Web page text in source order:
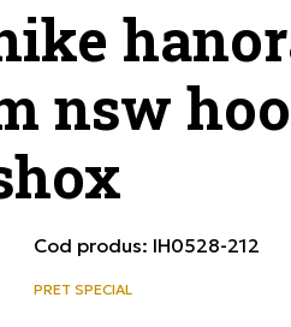
nsw
Cod produs: IH0528-212
PRET SPECIAL